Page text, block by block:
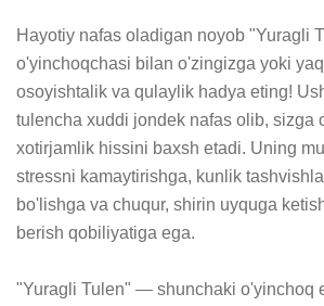
Hayotiy nafas oladigan noyob "Yuragli
o'yinchoqchasi bilan o'zingizga yoki
osoyishtalik va qulaylik hadya eting!
tulencha xuddi jondek nafas olib, sizga
xotirjamlik hissini baxsh etadi. Uning
stressni kamaytirishga, kunlik
bo'lishga va chuqur, shirin uyquga
berish qobiliyatiga ega.
"Yuragli Tulen" — shunchaki o'yinchoq